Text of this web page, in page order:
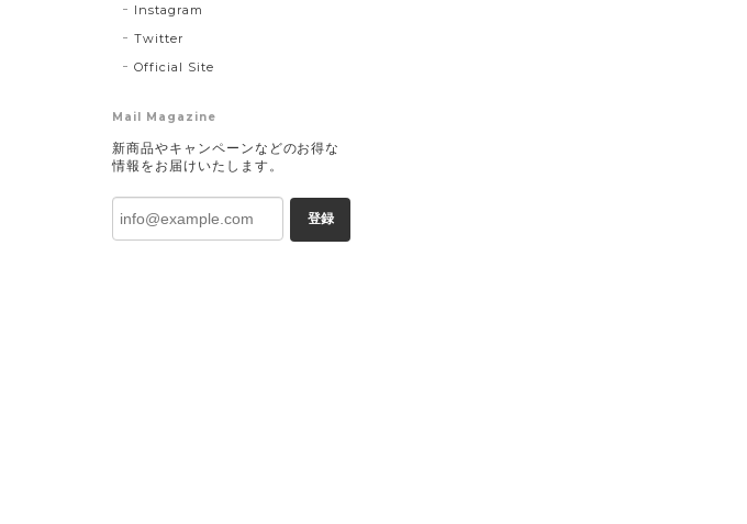
Instagram
Twitter
Official Site
Mail Magazine
新商品やキャンペーンなどのお得な
情報をお届けいたします。
登録